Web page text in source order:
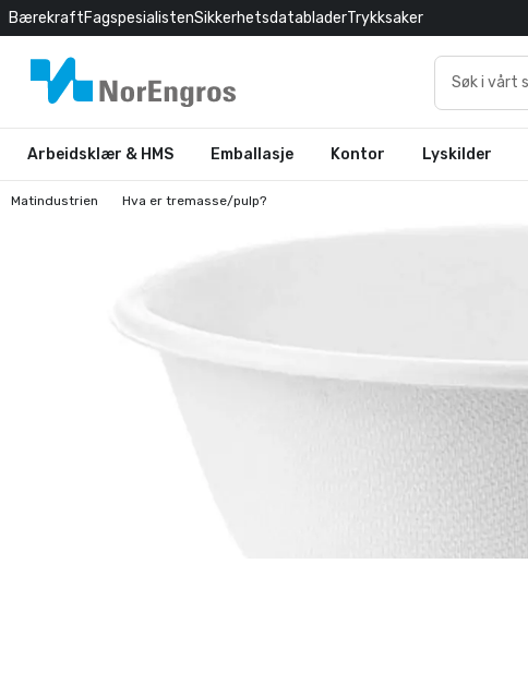
BærekraftFagspesialistenSikkerhetsdatabladerTrykksaker
Arbeidsklær & HMS Emballasje Kontor Lyskilder
Matindustrien Hva er tremasse/pulp?